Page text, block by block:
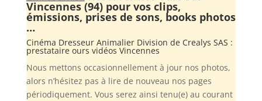
Vincennes (94) pour vos clips,
émissions, prises de sons, books photos
…
Cinéma Dresseur Animalier Division de Crealys SAS :
prestataire ours vidéos Vincennes
Nous mettons occasionnellement à jour nos photos,
alors n’hésitez pas à lire de nouveau nos pages
périodiquement. Vous serez ainsi tenu(e) au courant